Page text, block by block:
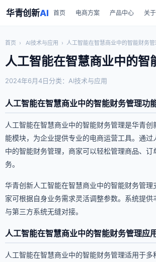
华青创新AI 首页 电商方案 产品中心 关
首页 › AI技术与应用 › 人工智能在智慧商业中的智能财务管
人工智能在智慧商业中的智
2024年6月4日分类：AI技术与应用
人工智能在智慧商业中的智能财务管理功
人工智能在智慧商业中的智能财务管理是华青
能模块，为企业提供专业的电商运营工具。通过
中的智能财务管理，商家可以轻松管理商品、订
务。
华青创新人工智能在智慧商业中的智能财务管理
家可根据自身业务需求灵活调整参数。系统提供
与第三方系统无缝对接。
人工智能在智慧商业中的智能财务管理应
人工智能在智慧商业中的智能财务管理适用于